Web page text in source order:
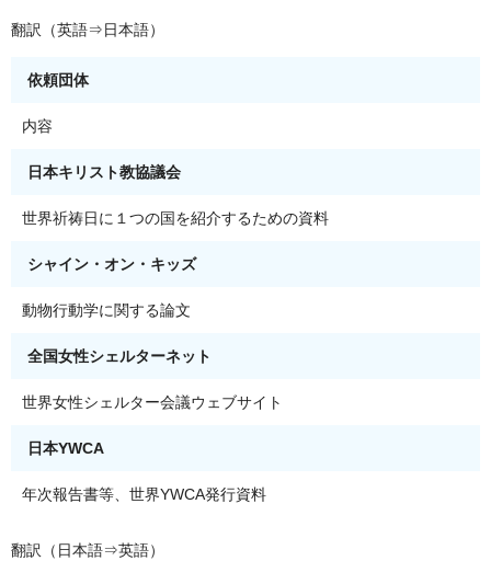
翻訳（英語⇒日本語）
依頼団体
内容
日本キリスト教協議会
世界祈祷日に１つの国を紹介するための資料
シャイン・オン・キッズ
動物行動学に関する論文
全国女性シェルターネット
世界女性シェルター会議ウェブサイト
日本YWCA
年次報告書等、世界YWCA発行資料
翻訳（日本語⇒英語）